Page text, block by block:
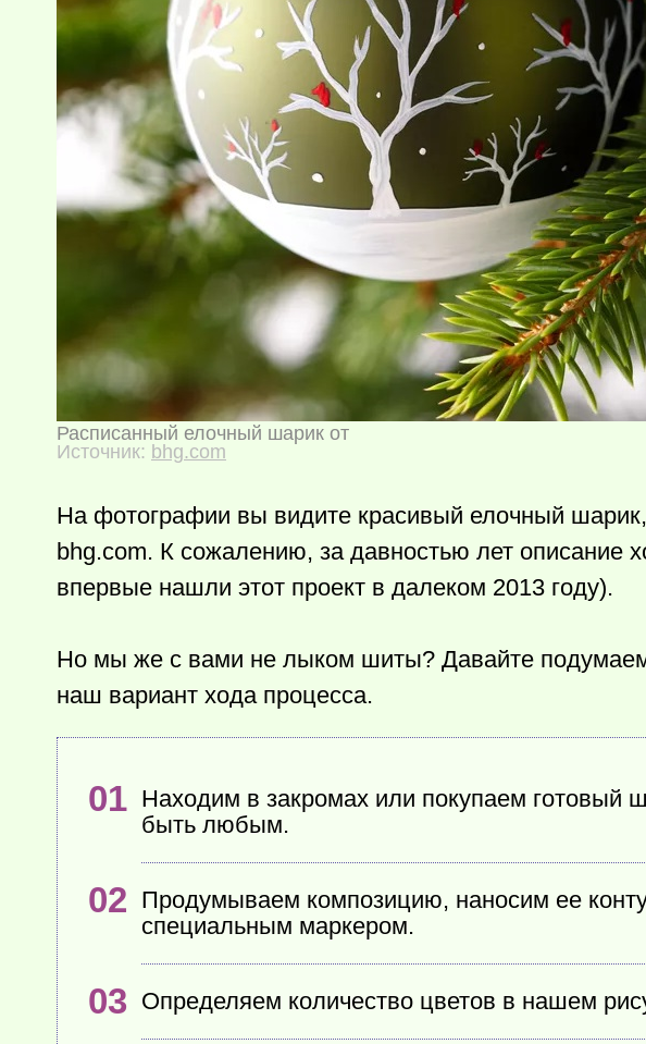
Расписанный елочный шарик от
Источник: bhg.com
На фотографии вы видите красивый елочный
bhg.com. К сожалению, за давностью лет описание
впервые нашли этот проект в далеком 2013 году).
Но мы же с вами не лыком шиты? Давайте
наш вариант хода процесса.
Находим в закромах или покупаем
быть любым.
Продумываем композицию, наносим ее
специальным маркером.
Определяем количество цветов в нашем